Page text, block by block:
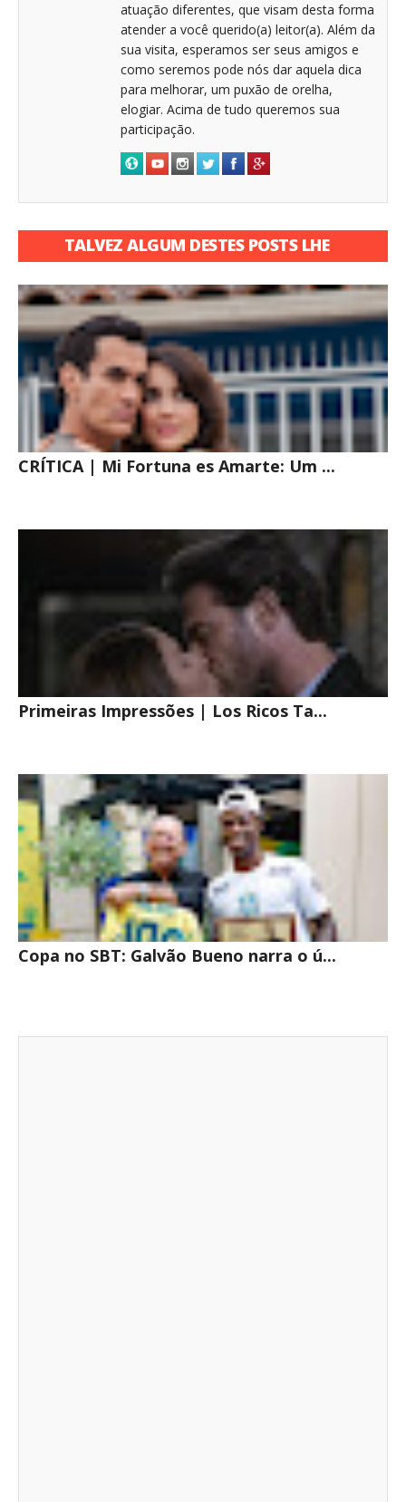
atuação diferentes, que visam desta forma
atender a você querido(a) leitor(a). Além da
sua visita, esperamos ser seus amigos e
como seremos pode nós dar aquela dica
para melhorar, um puxão de orelha,
elogiar. Acima de tudo queremos sua
participação.
TALVEZ ALGUM DESTES POSTS LHE
CRÍTICA | Mi Fortuna es Amarte: Um ...
Primeiras Impressões | Los Ricos Ta...
Copa no SBT: Galvão Bueno narra o ú...